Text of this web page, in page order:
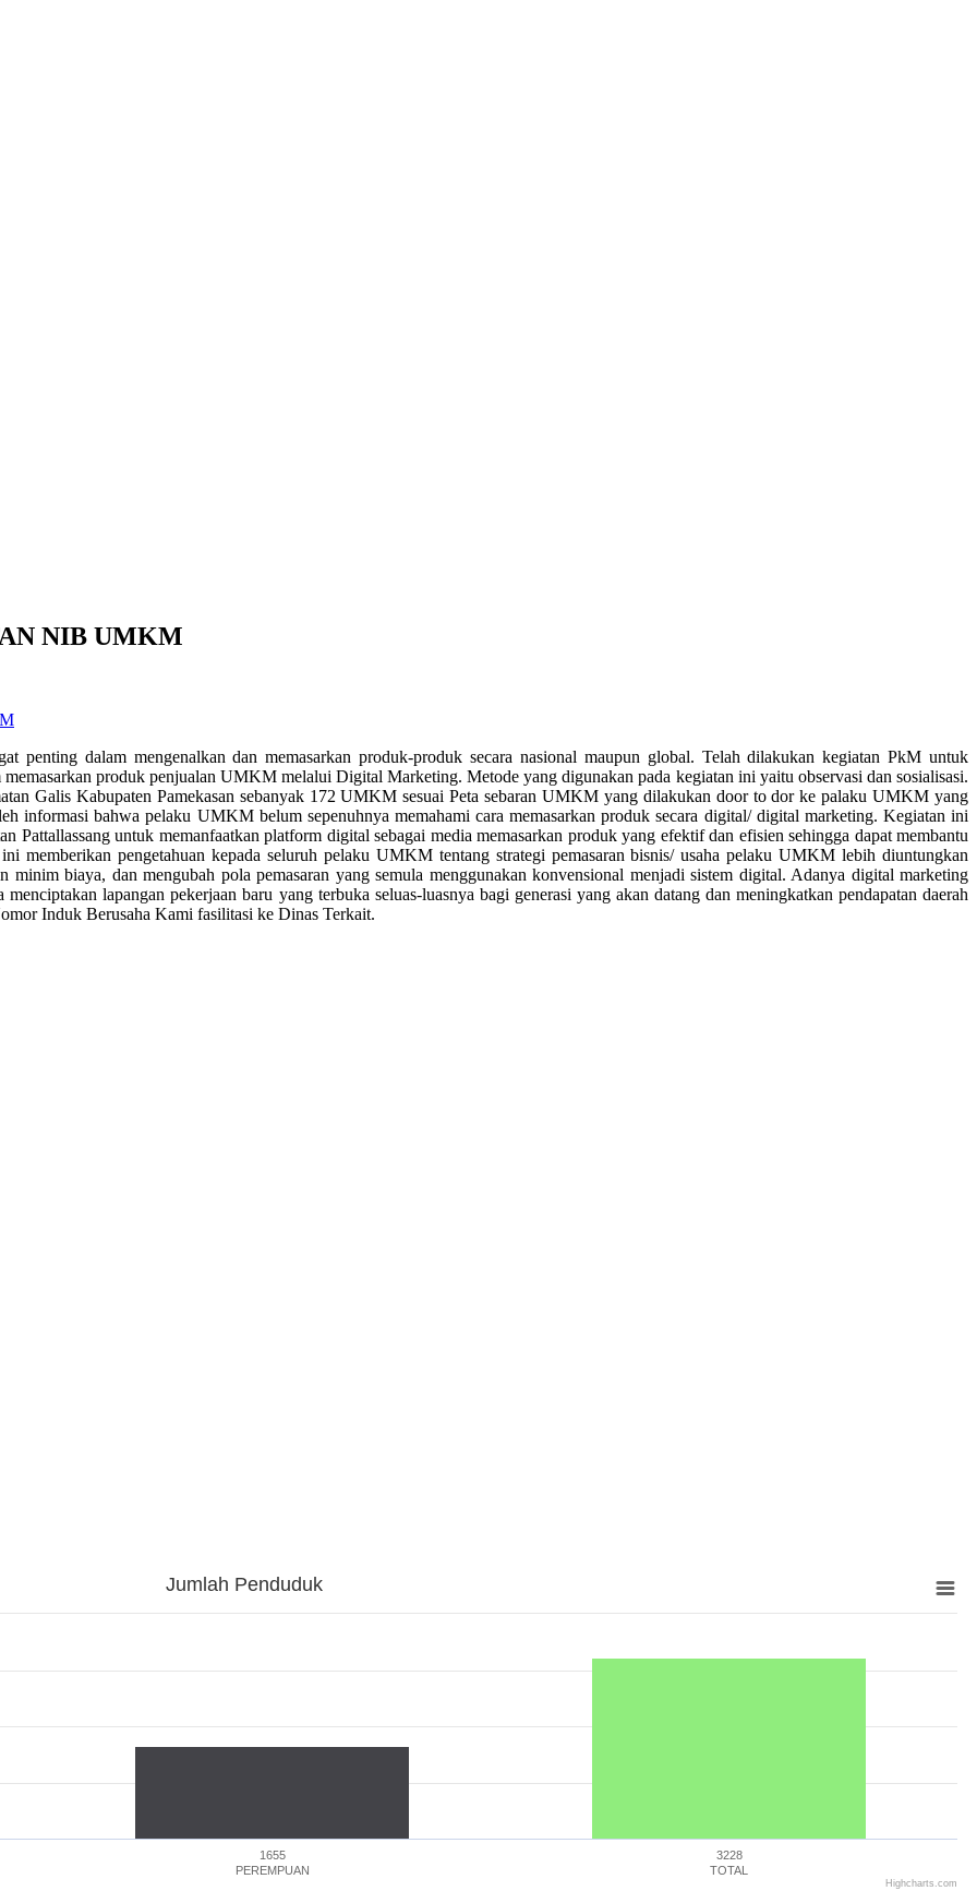
NIB UMKM
dalam mengenalkan dan memasarkan produk-produk secara nasional maupun global. Telah dilakukan kegiatan PkM untuk
produk penjualan UMKM melalui Digital Marketing. Metode yang digunakan pada kegiatan ini yaitu observasi dan sosialisasi.
Galis Kabupaten Pamekasan sebanyak 172 UMKM sesuai Peta sebaran UMKM yang dilakukan door to dor ke palaku UMKM yang
informasi bahwa pelaku UMKM belum sepenuhnya memahami cara memasarkan produk secara digital/ digital marketing. Kegiatan ini
Pattallassang untuk memanfaatkan platform digital sebagai media memasarkan produk yang efektif dan efisien sehingga dapat membantu
memberikan pengetahuan kepada seluruh pelaku UMKM tentang strategi pemasaran bisnis/ usaha pelaku UMKM lebih diuntungkan
biaya, dan mengubah pola pemasaran yang semula menggunakan konvensional menjadi sistem digital. Adanya digital marketing
lapangan pekerjaan baru yang terbuka seluas-luasnya bagi generasi yang akan datang dan meningkatkan pendapatan daerah
Induk Berusaha Kami fasilitasi ke Dinas Terkait.
Jumlah Penduduk
1655
PEREMPUAN
3228
TOTAL
Highcharts.com